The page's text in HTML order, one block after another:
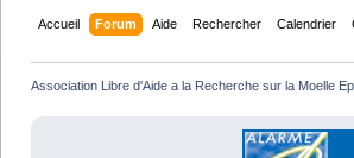
Accueil Forum Aide Rechercher Calendrier
Association Libre d'Aide a la Recherche sur la Moelle